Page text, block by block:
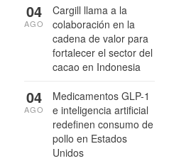
Cargill llama a la
colaboración en la
cadena de valor para
fortalecer el sector del
cacao en Indonesia
04
AGO
Medicamentos GLP-1
e inteligencia artificial
redefinen consumo de
pollo en Estados
Unidos
04
AGO